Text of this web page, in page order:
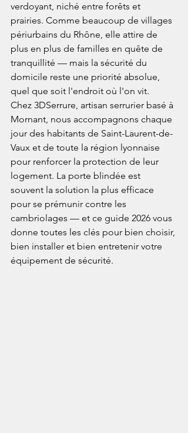
verdoyant, niché entre forêts et
prairies. Comme beaucoup de villages
périurbains du Rhône, elle attire de
plus en plus de familles en quête de
tranquillité — mais la sécurité du
domicile reste une priorité absolue,
quel que soit l'endroit où l'on vit.
Chez 3DSerrure, artisan serrurier basé à
Mornant, nous accompagnons chaque
jour des habitants de Saint-Laurent-de-
Vaux et de toute la région lyonnaise
pour renforcer la protection de leur
logement. La porte blindée est
souvent la solution la plus efficace
pour se prémunir contre les
cambriolages — et ce guide 2026 vous
donne toutes les clés pour bien choisir,
bien installer et bien entretenir votre
équipement de sécurité.